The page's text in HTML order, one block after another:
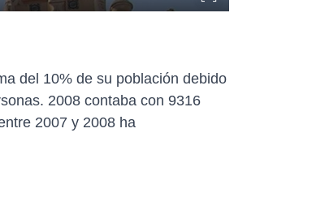
del 10% de su población debido
2008 contaba con 9316
2007 y 2008 ha